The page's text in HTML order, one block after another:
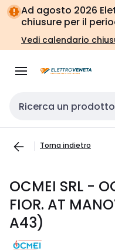
Vai alla
navigazione
Vai
alla
pagina
Ad agosto 2026
chiusure per il
Vedi calendario
Cerca input
Torna indietro
OCMEI SRL -
FIOR. AT
A43)